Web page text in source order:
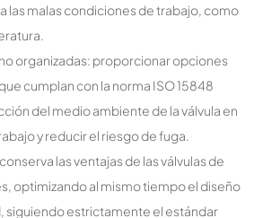
las malas condiciones de trabajo, como
organizadas: proporcionar opciones
cumplan con la norma ISO 15848
del medio ambiente de la válvula en
y reducir el riesgo de fuga.
las ventajas de las válvulas de
optimizando al mismo tiempo el diseño
siguiendo estrictamente el estándar